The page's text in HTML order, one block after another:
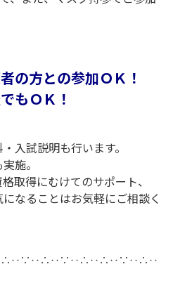
の方との参加ＯＫ！
もＯＫ！
入試説明も行います。
施。
取得にむけてのサポート、
なることはお気軽にご相談く